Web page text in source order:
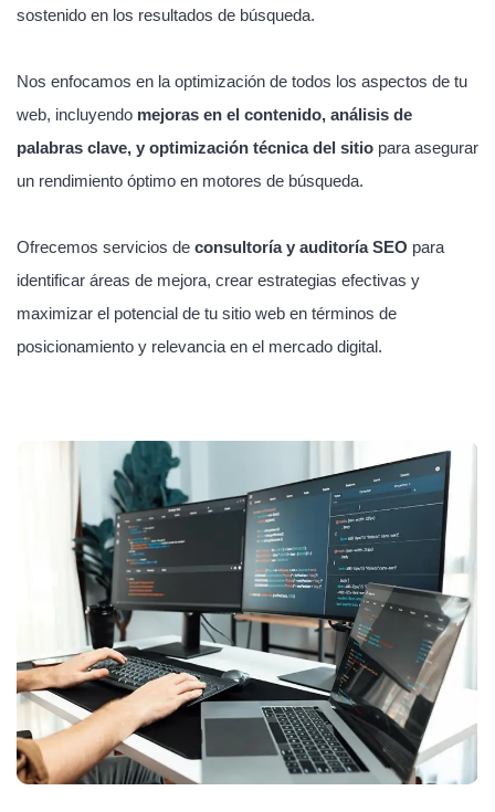
sostenido en los resultados de búsqueda.
Nos enfocamos en la optimización de todos los aspectos de tu
web, incluyendo mejoras en el contenido, análisis de
palabras clave, y optimización técnica del sitio para asegurar
un rendimiento óptimo en motores de búsqueda.
Ofrecemos servicios de consultoría y auditoría SEO para
identificar áreas de mejora, crear estrategias efectivas y
maximizar el potencial de tu sitio web en términos de
posicionamiento y relevancia en el mercado digital.